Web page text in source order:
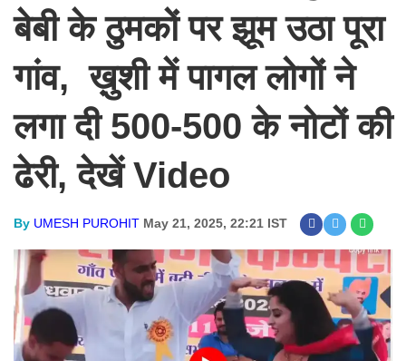
बेबी के ठुमकों पर झूम उठा पूरा
गांव, ख़ुशी में पागल लोगों ने
लगा दी 500-500 के नोटों की
ढेरी, देखें Video
By UMESH PUROHIT May 21, 2025, 22:21 IST